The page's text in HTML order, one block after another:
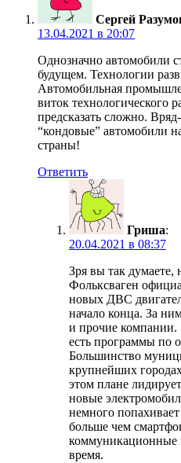
Сергей
13.04.2021 в 20:07
Однозначно автомобили
будущем. Технологии
Автомобильная
виток технологического
предсказать сложно.
“кондовые” автомобили
страны!
Ответить
Гриша:
20.04.2021 в 08:37
Зря вы так думаете,
Фольксваген
новых ДВС
начало конца. За
и прочие
есть программы по
Большинство
крупнейших
этом плане
новые
немного
больше чем
время.